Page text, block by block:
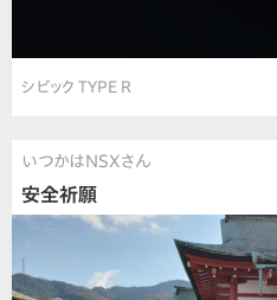
シビック TYPE R
いつかはNSXさん
安全祈願